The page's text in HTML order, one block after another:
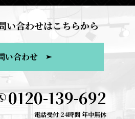
い合わせはこちらから
い合わせ
0120-139-692
電話受付 24時間 年中無休